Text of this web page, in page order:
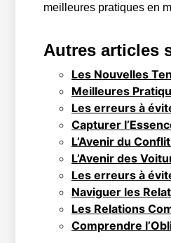
meilleures pratiques en
Autres articles
Les Nouvelles
Meilleures
Les erreurs à
Capturer
L’Avenir du
L’Avenir des
Les erreurs à
Naviguer les
Les Relations
Comprendre